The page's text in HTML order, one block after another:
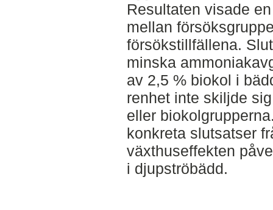
Resultaten visade
mellan
försökstillfällena.
minska
av 2,5 % biokol i
renhet inte skiljde
eller
konkreta slutsatser
växthuseffekten
i djupströbädd.